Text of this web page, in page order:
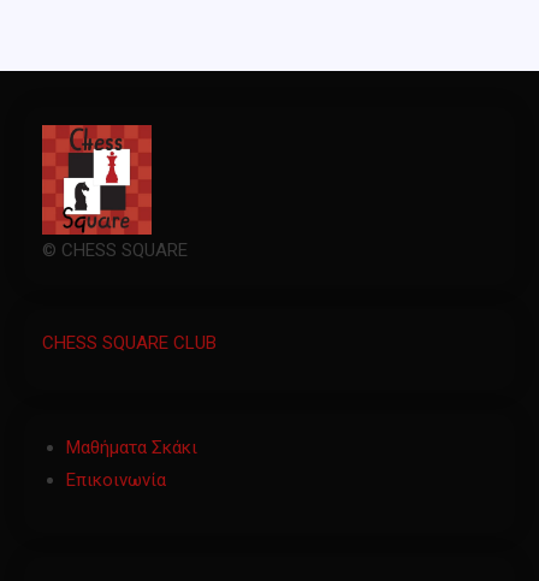
© CHESS SQUARE
CHESS SQUARE CLUB
Μαθήματα Σκάκι
Επικοινωνία